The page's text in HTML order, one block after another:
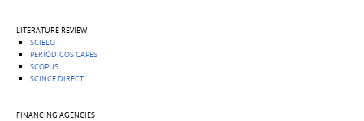
LITERATURE REVIEW
SCIELO
PERIÓDICOS CAPES
SCOPUS
SCINCE DIRECT
FINANCING AGENCIES